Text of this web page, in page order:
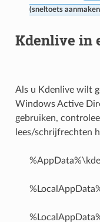
(sneltoets
Kdenlive in
Als u Kdenlive wilt
Windows Active
gebruiken,
lees/schrijfrechten